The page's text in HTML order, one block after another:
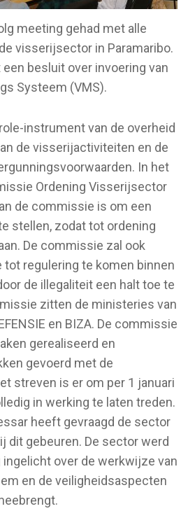
meeting gehad met alle
visserijsector in Paramaribo.
besluit over invoering van
Systeem (VMS).
instrument van de overheid
de visserijactiviteiten en de
In het
Ordening Visserijsector
de commissie is om een
stellen, zodat tot ordening
De commissie zal ook
regulering te komen binnen
de illegaliteit een halt toe te
zitten de ministeries van
en BIZA. De commissie
gerealiseerd en
gevoerd met de
streven is er om per 1 januari
in werking te laten treden.
heeft gevraagd de sector
dit gebeuren. De sector werd
ingelicht over de werkwijze van
en de veiligheidsaspecten